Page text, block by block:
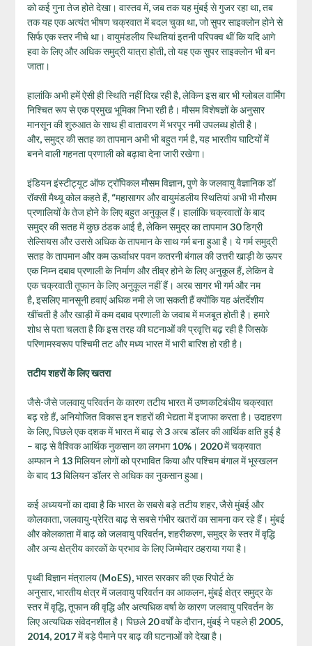
को कई गुना तेज होते देखा। वास्तव में,जब तक यह मुंबई से गुजर रहा था,तब
तक यह एक अत्यंत भीषण चक्रवात में बदल चुका था,जो सुपर साइक्लोन होने से
सिर्फ एक स्तर नीचे था। वायुमंडलीय स्थितियां इतनी परिपक्व थीं कि यदि आगे
हवा के लिए और अधिक समुद्री यात्रा होती,तो यह एक सुपर साइक्लोन भी बन
जाता।
हालांकि अभी हमें ऐसी ही स्थिति नहीं दिख रही है,लेकिन इस बार भी ग्लोबल वार्मिंग
निश्चित रूप से एक प्रमुख भूमिका निभा रही है। मौसम विशेषज्ञों के अनुसार
मानसून की शुरुआत के साथ ही वातावरण में भरपूर नमी उपलब्ध होती है।
और,समुद्र की सतह का तापमान अभी भी बहुत गर्म है,यह भारतीय घाटियों में
बनने वाली गहनता प्रणाली को बढ़ावा देना जारी रखेगा।
इंडियन इंस्टीट्यूट ऑफ ट्रॉपिकल मौसम विज्ञान,पुणे के जलवायु वैज्ञानिक डॉ
रॉक्सी मैथ्यू कोल कहते हैं, “महासागर और वायुमंडलीय स्थितियां अभी भी मौसम
प्रणालियों के तेज होने के लिए बहुत अनुकूल हैं। हालांकि चक्रवातों के बाद
समुद्र की सतह में कुछ ठंडक आई है,लेकिन समुद्र का तापमान30डिग्री
सेल्सियस और उससे अधिक के तापमान के साथ गर्म बना हुआ है। ये गर्म समुद्री
सतह के तापमान और कम ऊर्ध्वाधर पवन कतरनी बंगाल की उत्तरी खाड़ी के ऊपर
एक निम्न दबाव प्रणाली के निर्माण और तीव्र होने के लिए अनुकूल हैं,लेकिन वे
एक चक्रवाती तूफान के लिए अनुकूल नहीं हैं। अरब सागर भी गर्म और नम
है,इसलिए मानसूनी हवाएं अधिक नमी ले जा सकती हैं क्योंकि यह अंतर्देशीय
खींचती है और खाड़ी में कम दबाव प्रणाली के जवाब में मजबूत होती है। हमारे
शोध से पता चलता है कि इस तरह की घटनाओं की प्रवृत्ति बढ़ रही है जिसके
परिणामस्वरूप पश्चिमी तट और मध्य भारत में भारी बारिश हो रही है।
तटीय शहरों के लिए खतरा
जैसे-जैसे जलवायु परिवर्तन के कारण तटीय भारत में उष्णकटिबंधीय चक्रवात
बढ़ रहे हैं,अनियोजित विकास इन शहरों की भेद्यता में इजाफा करता है। उदाहरण
के लिए,पिछले एक दशक में भारत में बाढ़ से3अरब डॉलर की आर्थिक क्षति हुई है
– बाढ़ से वैश्विक आर्थिक नुकसान का लगभग10%। 2020में चक्रवात
अम्फान ने 13मिलियन लोगों को प्रभावित किया और पश्चिम बंगाल में भूस्खलन
के बाद 13बिलियन डॉलर से अधिक का नुकसान हुआ।
कई अध्ययनों का दावा है कि भारत के सबसे बड़े तटीय शहर,जैसे मुंबई और
कोलकाता,जलवायु-प्रेरित बाढ़ से सबसे गंभीर खतरों का सामना कर रहे हैं। मुंबई
और कोलकाता में बाढ़ को जलवायु परिवर्तन,शहरीकरण,समुद्र के स्तर में वृद्धि
और अन्य क्षेत्रीय कारकों के प्रभाव के लिए जिम्मेदार ठहराया गया है।
पृथ्वी विज्ञान मंत्रालय (MoES),भारत सरकार की एक रिपोर्ट के
अनुसार,भारतीय क्षेत्र में जलवायु परिवर्तन का आकलन,मुंबई क्षेत्र समुद्र के
स्तर में वृद्धि,तूफान की वृद्धि और अत्यधिक वर्षा के कारण जलवायु परिवर्तन के
लिए अत्यधिक संवेदनशील है। पिछले20वर्षों के दौरान,मुंबई ने पहले ही2005,
2014, 2017में बड़े पैमाने पर बाढ़ की घटनाओं को देखा है।